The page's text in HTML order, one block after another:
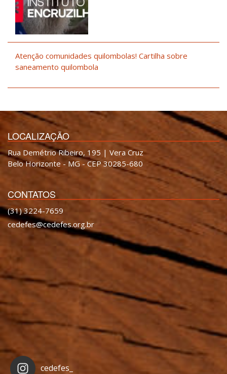
Atenção comunidades quilombolas! Cartilha sobre
saneamento quilombola
LOCALIZAÇÃO
Rua Demétrio Ribeiro, 195 | Vera Cruz
Belo Horizonte - MG - CEP 30285-680
CONTATOS
(31) 3224-7659
cedefes@cedefes.org.br
cedefes_